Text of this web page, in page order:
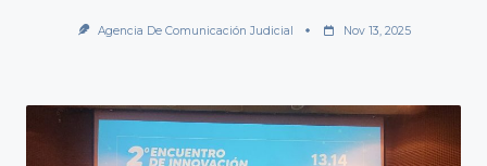
Agencia De Comunicación Judicial Nov 13, 2025